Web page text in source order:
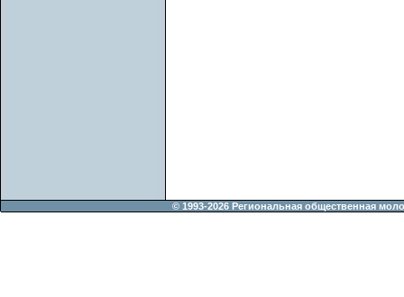
© 1993-2026 Региональная общественная